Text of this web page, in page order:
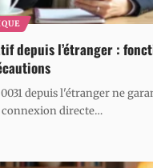
depuis l’étranger :
depuis l'étranger ne
directe…